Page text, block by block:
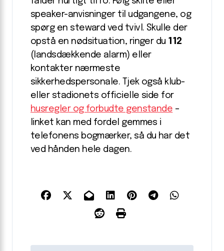
speaker-anvisninger til udgangene, og
spørg en steward ved tvivl. Skulle der
opstå en nødsituation, ringer du 112
(landsdækkende alarm) eller
kontakter nærmeste
sikkerhedspersonale. Tjek også klub-
eller stadionets officielle side for
husregler og forbudte genstande –
linket kan med fordel gemmes i
telefonens bogmærker, så du har det
ved hånden hele dagen.